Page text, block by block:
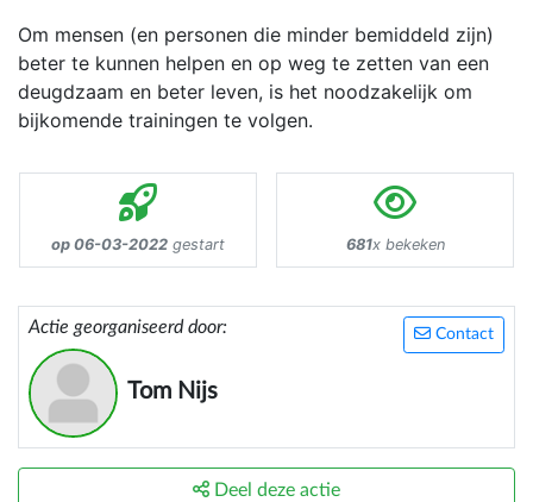
Om mensen (en personen die minder bemiddeld zijn)
beter te kunnen helpen en op weg te zetten van een
deugdzaam en beter leven, is het noodzakelijk om
bijkomende trainingen te volgen.
op 06-03-2022 gestart 681x bekeken
Contact
Actie georganiseerd door:
Tom Nijs
Deel deze actie